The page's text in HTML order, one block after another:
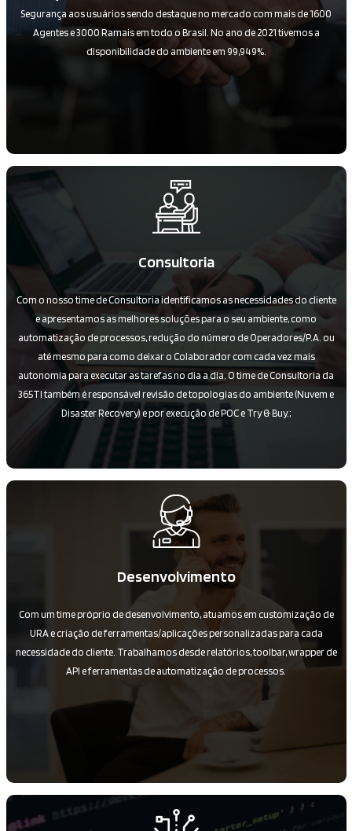
Segurança aos usuários sendo destaque no mercado com mais de 1600
Agentes e 3000 Ramais em todo o Brasil. No ano de 2021 tivemos a
disponibilidade do ambiente em 99,949%.
Consultoria
Com o nosso time de Consultoria identificamos as necessidades do cliente
e apresentamos as melhores soluções para o seu ambiente, como
automatização de processos, redução do número de Operadores/P.A. ou
até mesmo para como deixar o Colaborador com cada vez mais
autonomia para executar as tarefas no dia a dia. O time de Consultoria da
365TI também é responsável revisão de topologias do ambiente (Nuvem e
Disaster Recovery) e por execução de POC e Try & Buy.;
Desenvolvimento
Com um time próprio de desenvolvimento, atuamos em customização de
URA e criação de ferramentas/aplicações personalizadas para cada
necessidade do cliente. Trabalhamos desde relatórios, toolbar, wrapper de
API e ferramentas de automatização de processos.